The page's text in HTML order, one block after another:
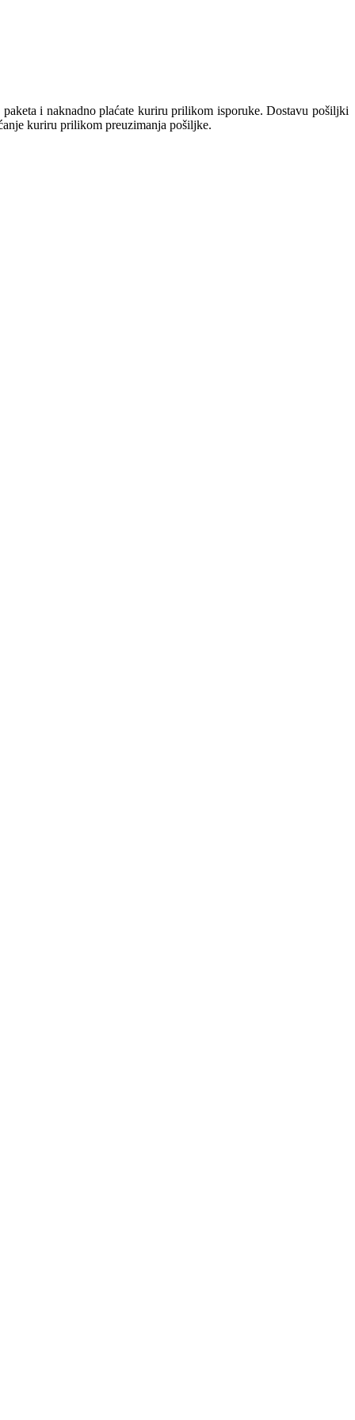
i naknadno plaćate kuriru prilikom isporuke. Dostavu pošiljki
kuriru prilikom preuzimanja pošiljke.